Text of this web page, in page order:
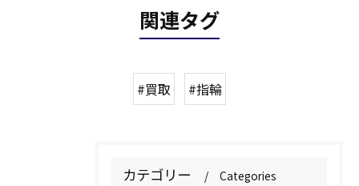
関連タグ
#買取 #指輪
カテゴリー Categories